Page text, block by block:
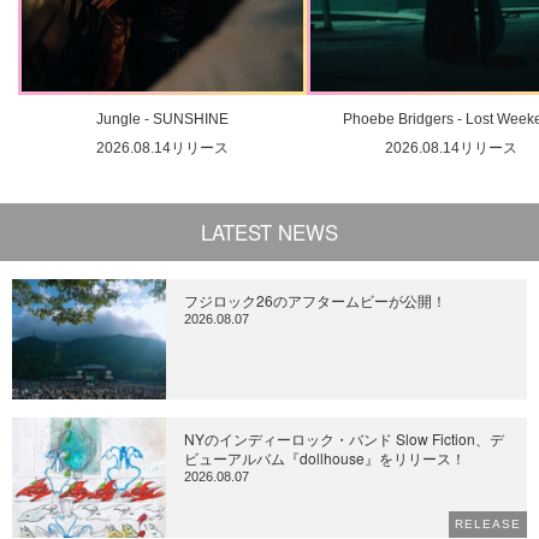
Jungle - SUNSHINE
2026.08.14リリース
Phoebe Bridgers - Lost
2026.08.14リリース
LATEST NEWS
フジロック26のアフタームビーが公開！
2026.08.07
NYのインディーロック・バンド Slow Fiction、デ
ビューアルバム『dollhouse』をリリース！
2026.08.07
RELEASE